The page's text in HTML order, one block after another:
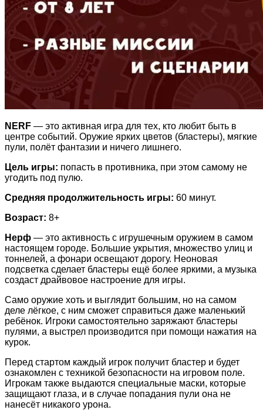
NERF — это активная игра для тех, кто любит быть в
центре событий. Оружие ярких цветов (бластеры), мягкие
пули, полёт фантазии и ничего лишнего.
Цель игры: попасть в противника, при этом самому не
угодить под пулю.
Средняя продолжительность игры: 60 минут.
Возраст: 8+
Нерф — это активность с игрушечным оружием в самом
настоящем городе. Большие укрытия, множество улиц и
тоннелей, а фонари освещают дорогу. Неоновая
подсветка сделает бластеры ещё более яркими, а музыка
создаст драйвовое настроение для игры.
Само оружие хоть и выглядит большим, но на самом
деле лёгкое, с ним сможет справиться даже маленький
ребёнок. Игроки самостоятельно заряжают бластеры
пулями, а выстрел производится при помощи нажатия на
курок.
Перед стартом каждый игрок получит бластер и будет
ознакомлен с техникой безопасности на игровом поле.
Игрокам также выдаются специальные маски, которые
защищают глаза, и в случае попадания пули она не
нанесёт никакого урона.